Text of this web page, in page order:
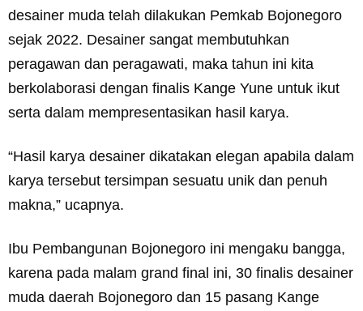
desainer muda telah dilakukan Pemkab Bojonegoro
sejak 2022. Desainer sangat membutuhkan
peragawan dan peragawati, maka tahun ini kita
berkolaborasi dengan finalis Kange Yune untuk ikut
serta dalam mempresentasikan hasil karya.
“Hasil karya desainer dikatakan elegan apabila dalam
karya tersebut tersimpan sesuatu unik dan penuh
makna,” ucapnya.
Ibu Pembangunan Bojonegoro ini mengaku bangga,
karena pada malam grand final ini, 30 finalis desainer
muda daerah Bojonegoro dan 15 pasang Kange